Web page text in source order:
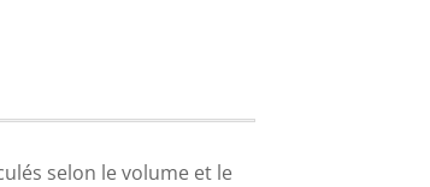
selon le volume et le